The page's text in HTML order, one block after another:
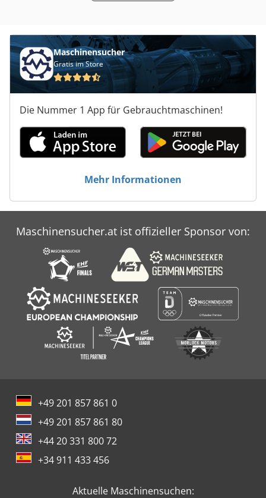
Maschinensucher
Gratis im Store
Die Nummer 1 App für Gebrauchtmaschinen!
Mehr Informationen
Maschinensucher.at ist offizieller Sponsor von:
+49 201 857 861 0
+49 201 857 861 80
+44 20 331 800 72
+34 911 433 456
Aktuelle Maschinensuchen: